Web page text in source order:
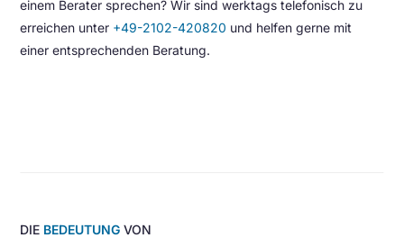
einem Berater sprechen? Wir sind werktags telefonisch zu
erreichen unter +49-2102-420820 und helfen gerne mit
einer entsprechenden Beratung.
DIE BEDEUTUNG VON